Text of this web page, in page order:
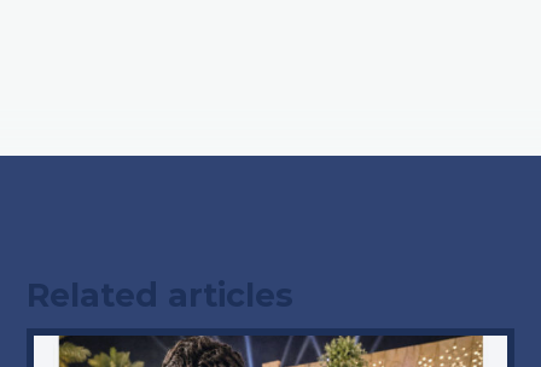
Related articles